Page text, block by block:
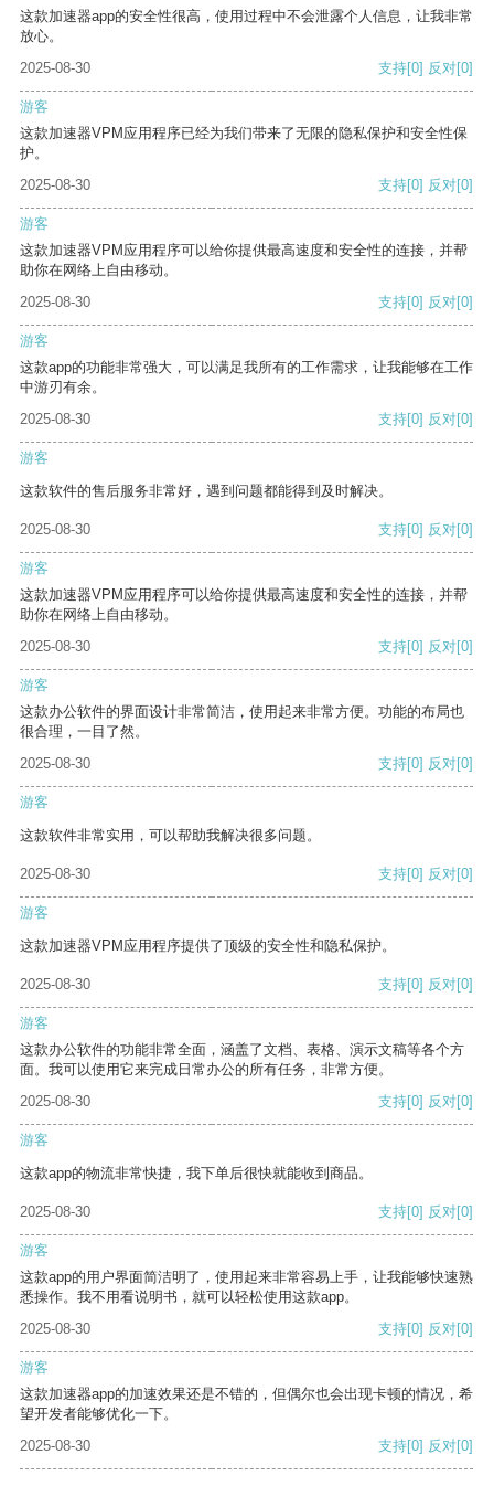
这款加速器app的安全性很高，使用过程中不会泄露个人信息，让我非常
放心。
2025-08-30
支持[0] 反对[0]
游客
这款加速器VPM应用程序已经为我们带来了无限的隐私保护和安全性保
护。
2025-08-30
支持[0] 反对[0]
游客
这款加速器VPM应用程序可以给你提供最高速度和安全性的连接，并帮
助你在网络上自由移动。
2025-08-30
支持[0] 反对[0]
游客
这款app的功能非常强大，可以满足我所有的工作需求，让我能够在工作
中游刃有余。
2025-08-30
支持[0] 反对[0]
游客
这款软件的售后服务非常好，遇到问题都能得到及时解决。
2025-08-30 支持[0] 反对[0]
游客
这款加速器VPM应用程序可以给你提供最高速度和安全性的连接，并帮
助你在网络上自由移动。
2025-08-30
支持[0] 反对[0]
游客
这款办公软件的界面设计非常简洁，使用起来非常方便。功能的布局也
很合理，一目了然。
2025-08-30
支持[0] 反对[0]
游客
这款软件非常实用，可以帮助我解决很多问题。
2025-08-30 支持[0] 反对[0]
游客
这款加速器VPM应用程序提供了顶级的安全性和隐私保护。
2025-08-30 支持[0] 反对[0]
游客
这款办公软件的功能非常全面，涵盖了文档、表格、演示文稿等各个方
面。我可以使用它来完成日常办公的所有任务，非常方便。
2025-08-30
支持[0] 反对[0]
游客
这款app的物流非常快捷，我下单后很快就能收到商品。
2025-08-30 支持[0] 反对[0]
游客
这款app的用户界面简洁明了，使用起来非常容易上手，让我能够快速熟
悉操作。我不用看说明书，就可以轻松使用这款app。
2025-08-30
支持[0] 反对[0]
游客
这款加速器app的加速效果还是不错的，但偶尔也会出现卡顿的情况，希
望开发者能够优化一下。
2025-08-30
支持[0] 反对[0]